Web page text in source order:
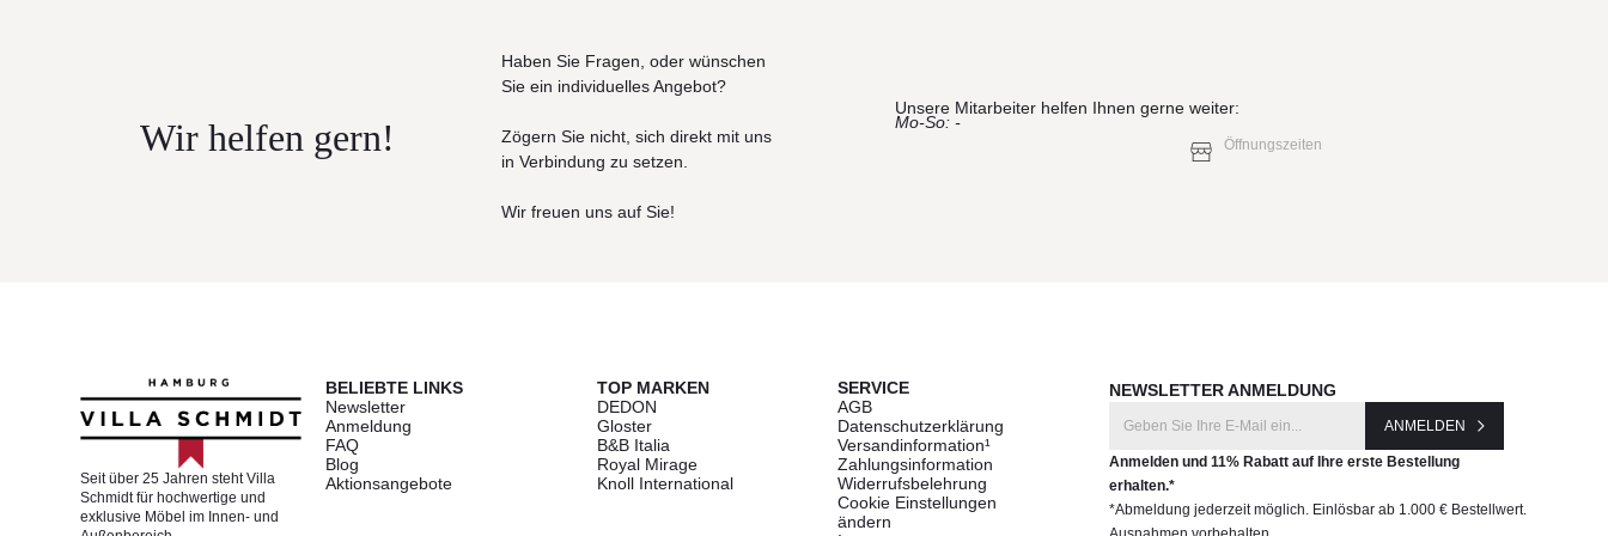
Wir helfen gern!
Haben Sie Fragen, oder wünschen
Sie ein individuelles Angebot?
Zögern Sie nicht, sich direkt mit uns
in Verbindung zu setzen.
Wir freuen uns auf Sie!
Unsere Mitarbeiter helfen Ihnen gerne weiter:
Mo-So: -
Öffnungszeiten
Seit über 25 Jahren steht Villa
Schmidt für hochwertige und
exklusive Möbel im Innen- und
BELIEBTE LINKS
Newsletter
Anmeldung
FAQ
Blog
Aktionsangebote
TOP MARKEN
DEDON
Gloster
B&B Italia
Royal Mirage
Knoll International
SERVICE
AGB
Datenschutzerklärung
Versandinformation¹
Zahlungsinformation
Widerrufsbelehrung
Cookie Einstellungen
ändern
NEWSLETTER ANMELDUNG
ANMELDEN
Anmelden und 11% Rabatt auf Ihre erste Bestellung
erhalten.*
*Abmeldung jederzeit möglich. Einlösbar ab 1.000 € Bestellwert.